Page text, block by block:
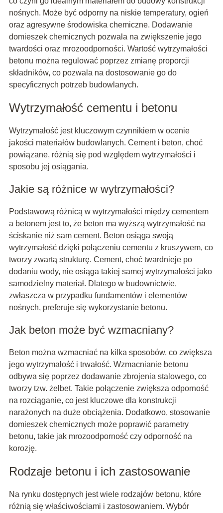
nośnych. Może być odporny na niskie temperatury, ogień
oraz agresywne środowiska chemiczne. Dodawanie
domieszek chemicznych pozwala na zwiększenie jego
twardości oraz mrozoodporności. Wartość wytrzymałości
betonu można regulować poprzez zmianę proporcji
składników, co pozwala na dostosowanie go do
specyficznych potrzeb budowlanych.
Wytrzymałość cementu i betonu
Wytrzymałość jest kluczowym czynnikiem w ocenie
jakości materiałów budowlanych. Cement i beton, choć
powiązane, różnią się pod względem wytrzymałości i
sposobu jej osiągania.
Jakie są różnice w wytrzymałości?
Podstawową różnicą w wytrzymałości między cementem
a betonem jest to, że beton ma wyższą wytrzymałość na
ściskanie niż sam cement. Beton osiąga swoją
wytrzymałość dzięki połączeniu cementu z kruszywem, co
tworzy zwartą strukturę. Cement, choć twardnieje po
dodaniu wody, nie osiąga takiej samej wytrzymałości jako
samodzielny materiał. Dlatego w budownictwie,
zwłaszcza w przypadku fundamentów i elementów
nośnych, preferuje się wykorzystanie betonu.
Jak beton może być wzmacniany?
Beton można wzmacniać na kilka sposobów, co zwiększa
jego wytrzymałość i trwałość. Wzmacnianie betonu
odbywa się poprzez dodawanie zbrojenia stalowego, co
tworzy tzw. żelbet. Takie połączenie zwiększa odporność
na rozciąganie, co jest kluczowe dla konstrukcji
narażonych na duże obciążenia. Dodatkowo, stosowanie
domieszek chemicznych może poprawić parametry
betonu, takie jak mrozoodporność czy odporność na
korozję.
Rodzaje betonu i ich zastosowanie
Na rynku dostępnych jest wiele rodzajów betonu, które
różnią się właściwościami i zastosowaniem. Wybór